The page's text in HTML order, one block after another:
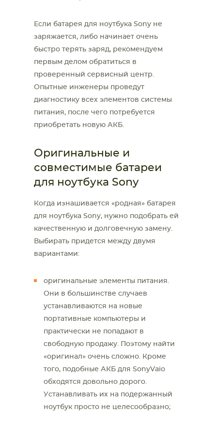
Если батарея для ноутбука Sony не
заряжается, либо начинает очень
быстро терять заряд, рекомендуем
первым делом обратиться в
проверенный сервисный центр.
Опытные инженеры проведут
диагностику всех элементов системы
питания, после чего потребуется
приобретать новую АКБ.
Оригинальные и
совместимые батареи
для ноутбука Sony
Когда изнашивается «родная» батарея
для ноутбука Sony, нужно подобрать ей
качественную и долговечную замену.
Выбирать придется между двумя
вариантами:
оригинальные элементы питания.
Они в большинстве случаев
устанавливаются на новые
портативные компьютеры и
практически не попадают в
свободную продажу. Поэтому найти
«оригинал» очень сложно. Кроме
того, подобные АКБ для SonyVaio
обходятся довольно дорого.
Устанавливать их на подержанный
ноутбук просто не целесообразно;